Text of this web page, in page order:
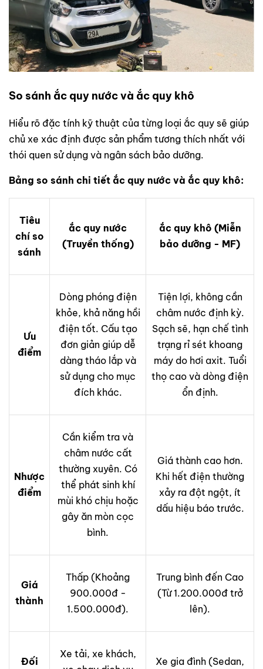
So sánh ắc quy nước và ắc quy khô
Hiểu rõ đặc tính kỹ thuật của từng loại ắc quy sẽ giúp
chủ xe xác định được sản phẩm tương thích nhất với
thói quen sử dụng và ngân sách bảo dưỡng.
Bảng so sánh chi tiết ắc quy nước và ắc quy khô:
Tiêu
chí so
sánh
ắc quy nước
(Truyền thống)
ắc quy khô (Miễn
bảo dưỡng - MF)
Ưu
điểm
Dòng phóng điện
khỏe, khả năng hồi
điện tốt. Cấu tạo
đơn giản giúp dễ
dàng tháo lắp và
sử dụng cho mục
đích khác.
Tiện lợi, không cần
châm nước định kỳ.
Sạch sẽ, hạn chế tình
trạng rỉ sét khoang
máy do hơi axit. Tuổi
thọ cao và dòng điện
ổn định.
Nhược
điểm
Cần kiểm tra và
châm nước cất
thường xuyên. Có
thể phát sinh khí
mùi khó chịu hoặc
gây ăn mòn cọc
bình.
Giá thành cao hơn.
Khi hết điện thường
xảy ra đột ngột, ít
dấu hiệu báo trước.
Giá
thành
Thấp (Khoảng
900.000đ -
1.500.000đ).
Trung bình đến Cao
(Từ 1.200.000đ trở
lên).
Đối
Xe tải, xe khách,
Xe gia đình (Sedan,